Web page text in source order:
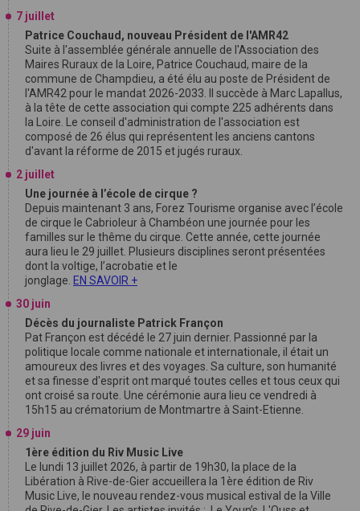
7 juillet
Patrice Couchaud, nouveau Président de l'AMR42
Suite à l'assemblée générale annuelle de l'Association des
Maires Ruraux de la Loire, Patrice Couchaud, maire de la
commune de Champdieu, a été élu au poste de Président de
l'AMR42 pour le mandat 2026-2033. Il succède à Marc Lapallus,
à la tête de cette association qui compte 225 adhérents dans
la Loire. Le conseil d'administration de l'association est
composé de 26 élus qui représentent les anciens cantons
d'avant la réforme de 2015 et jugés ruraux.
2 juillet
Une journée à l’école de cirque ?
Depuis maintenant 3 ans, Forez Tourisme organise avec l’école
de cirque le Cabrioleur à Chambéon une journée pour les
familles sur le thême du cirque. Cette année, cette journée
aura lieu le 29 juillet. Plusieurs disciplines seront présentées
dont la voltige, l’acrobatie et le
jonglage. EN SAVOIR +
30 juin
Décès du journaliste Patrick Françon
Pat Françon est décédé le 27 juin dernier. Passionné par la
politique locale comme nationale et internationale, il était un
amoureux des livres et des voyages. Sa culture, son humanité
et sa finesse d'esprit ont marqué toutes celles et tous ceux qui
ont croisé sa route. Une cérémonie aura lieu ce vendredi à
15h15 au crématorium de Montmartre à Saint-Etienne.
29 juin
1ère édition du Riv Music Live
Le lundi 13 juillet 2026, à partir de 19h30, la place de la
Libération à Rive-de-Gier accueillera la 1ère édition de Riv
Music Live, le nouveau rendez-vous musical estival de la Ville